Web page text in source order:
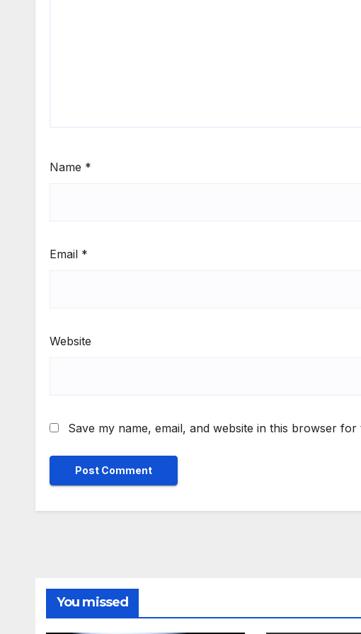
Name *
Email *
Website
Save my name, email, and website in this browser
You missed